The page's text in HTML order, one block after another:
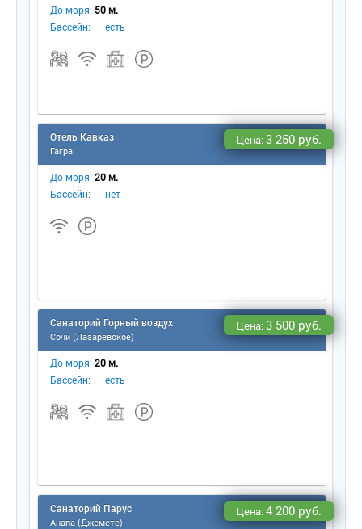
До моря: 50 м.
Бассейн:
есть
Отель Кавказ
Гагра
Цена:3 250 руб.
До моря: 20 м.
Бассейн:
нет
Санаторий Горный воздух
Сочи (Лазаревское)
Цена:3 500 руб.
До моря: 20 м.
Бассейн:
есть
Санаторий Парус
Анапа (Джемете)
Цена:4 200 руб.